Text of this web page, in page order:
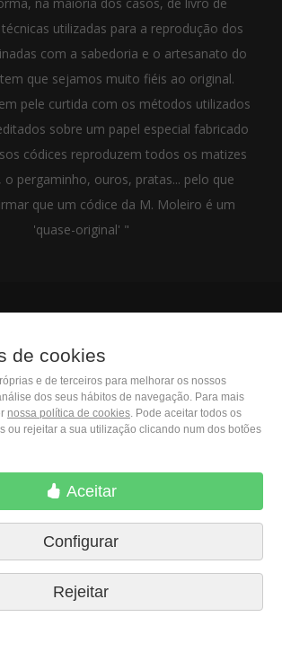
utilizadas para a reprodução dos
com a sabedoria e o artesanato do
que sejamos muito fiéis ao original.
pele curtida com os métodos utilizados
sobre um papel especial fabricado
códices reproduzem todos os matizes
o pergaminho, ouros, pratas... pelo que
que um códice da M. Moleiro é um
'quase-original' "
Moleiro Editor, S.A.
de Gracia, 17
Barcelona (Spain)
de cookies
e de terceiros para melhorar os nossos
dos seus hábitos de navegação. Para mais
nossa política de cookies. Pode aceitar todos os
ou rejeitar a sua utilização clicando num dos botões
Aceitar
Configurar
Rejeitar